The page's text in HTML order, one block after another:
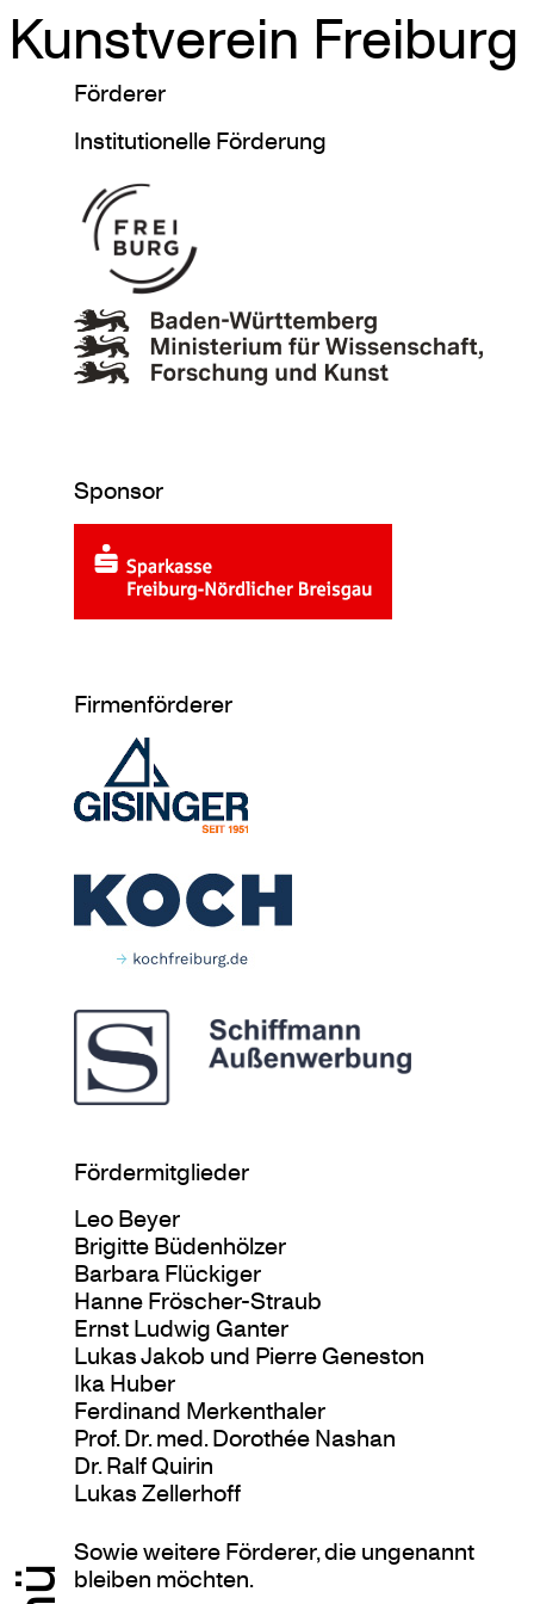
Kunstverein Freiburg
Skip
content
Förderer
Institutionelle Förderung
Sponsor
Firmenförderer
Fördermitglieder
Leo Beyer
Brigitte Büdenhölzer
Barbara Flückiger
Hanne Fröscher-Straub
Ernst Ludwig Ganter
Lukas Jakob und Pierre Geneston
Ika Huber
Ferdinand Merkenthaler
Prof. Dr. med. Dorothée Nashan
Dr. Ralf Quirin
Lukas Zellerhoff
Sowie weitere Förderer, die ungenannt
bleiben möchten.